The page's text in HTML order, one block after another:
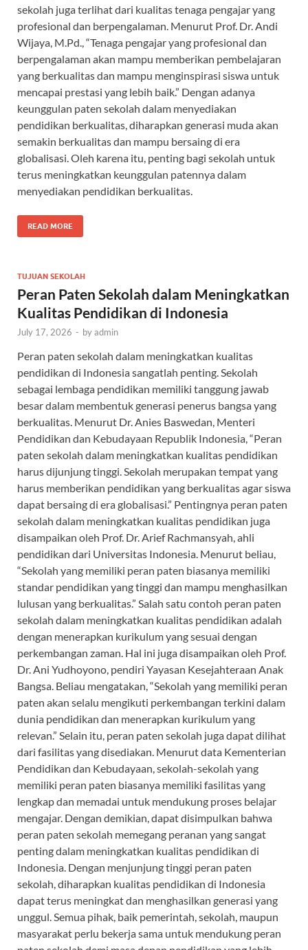
sekolah juga terlihat dari kualitas tenaga pengajar yang
profesional dan berpengalaman. Menurut Prof. Dr. Andi
Wijaya, M.Pd., “Tenaga pengajar yang profesional dan
berpengalaman akan mampu memberikan pembelajaran
yang berkualitas dan mampu menginspirasi siswa untuk
mencapai prestasi yang lebih baik.” Dengan adanya
keunggulan paten sekolah dalam menyediakan
pendidikan berkualitas, diharapkan generasi muda akan
semakin berkualitas dan mampu bersaing di era
globalisasi. Oleh karena itu, penting bagi sekolah untuk
terus meningkatkan keunggulan patennya dalam
menyediakan pendidikan berkualitas.
READ MORE
TUJUAN SEKOLAH
Peran Paten Sekolah dalam Meningkatkan
Kualitas Pendidikan di Indonesia
July 17, 2026 - byadmin
Peran paten sekolah dalam meningkatkan kualitas
pendidikan di Indonesia sangatlah penting. Sekolah
sebagai lembaga pendidikan memiliki tanggung jawab
besar dalam membentuk generasi penerus bangsa yang
berkualitas. Menurut Dr. Anies Baswedan, Menteri
Pendidikan dan Kebudayaan Republik Indonesia, “Peran
paten sekolah dalam meningkatkan kualitas pendidikan
harus dijunjung tinggi. Sekolah merupakan tempat yang
harus memberikan pendidikan yang berkualitas agar siswa
dapat bersaing di era globalisasi.” Pentingnya peran paten
sekolah dalam meningkatkan kualitas pendidikan juga
disampaikan oleh Prof. Dr. Arief Rachmansyah, ahli
pendidikan dari Universitas Indonesia. Menurut beliau,
“Sekolah yang memiliki peran paten biasanya memiliki
standar pendidikan yang tinggi dan mampu menghasilkan
lulusan yang berkualitas.” Salah satu contoh peran paten
sekolah dalam meningkatkan kualitas pendidikan adalah
dengan menerapkan kurikulum yang sesuai dengan
perkembangan zaman. Hal ini juga disampaikan oleh Prof.
Dr. Ani Yudhoyono, pendiri Yayasan Kesejahteraan Anak
Bangsa. Beliau mengatakan, “Sekolah yang memiliki peran
paten akan selalu mengikuti perkembangan terkini dalam
dunia pendidikan dan menerapkan kurikulum yang
relevan.” Selain itu, peran paten sekolah juga dapat dilihat
dari fasilitas yang disediakan. Menurut data Kementerian
Pendidikan dan Kebudayaan, sekolah-sekolah yang
memiliki peran paten biasanya memiliki fasilitas yang
lengkap dan memadai untuk mendukung proses belajar
mengajar. Dengan demikian, dapat disimpulkan bahwa
peran paten sekolah memegang peranan yang sangat
penting dalam meningkatkan kualitas pendidikan di
Indonesia. Dengan menjunjung tinggi peran paten
sekolah, diharapkan kualitas pendidikan di Indonesia
dapat terus meningkat dan menghasilkan generasi yang
unggul. Semua pihak, baik pemerintah, sekolah, maupun
masyarakat perlu bekerja sama untuk mendukung peran